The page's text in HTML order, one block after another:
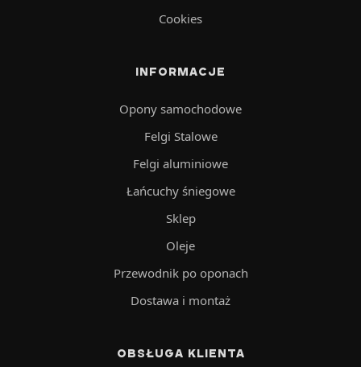
Cookies
INFORMACJE
Opony samochodowe
Felgi Stalowe
Felgi aluminiowe
Łańcuchy śniegowe
Sklep
Oleje
Przewodnik po oponach
Dostawa i montaż
OBSŁUGA KLIENTA